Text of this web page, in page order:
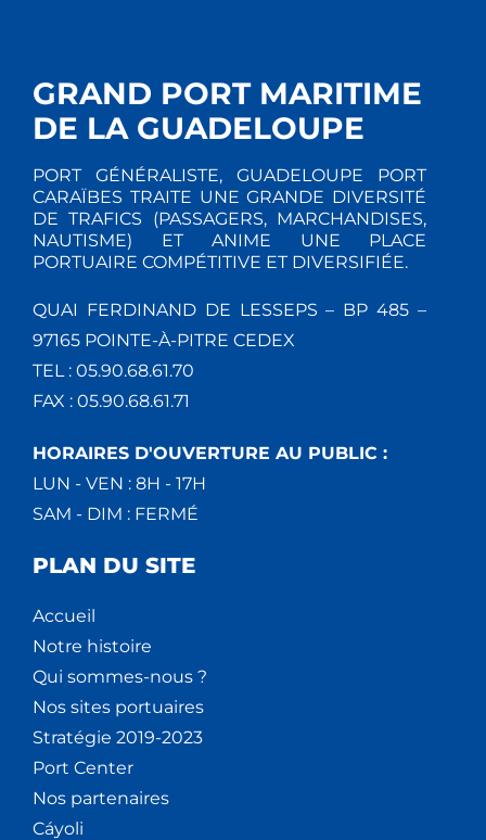
GRAND PORT MARITIME
DE LA GUADELOUPE
PORT GÉNÉRALISTE, GUADELOUPE PORT
CARAÏBES TRAITE UNE GRANDE DIVERSITÉ
DE TRAFICS (PASSAGERS, MARCHANDISES,
NAUTISME) ET ANIME UNE PLACE
PORTUAIRE COMPÉTITIVE ET DIVERSIFIÉE.
QUAI FERDINAND DE LESSEPS – BP 485 –
97165 POINTE-À-PITRE CEDEX
TEL : 05.90.68.61.70
FAX : 05.90.68.61.71
HORAIRES D'OUVERTURE AU PUBLIC :
LUN - VEN : 8H - 17H
SAM - DIM : FERMÉ
PLAN DU SITE
Accueil
Notre histoire
Qui sommes-nous ?
Nos sites portuaires
Stratégie 2019-2023
Port Center
Nos partenaires
Cáyoli